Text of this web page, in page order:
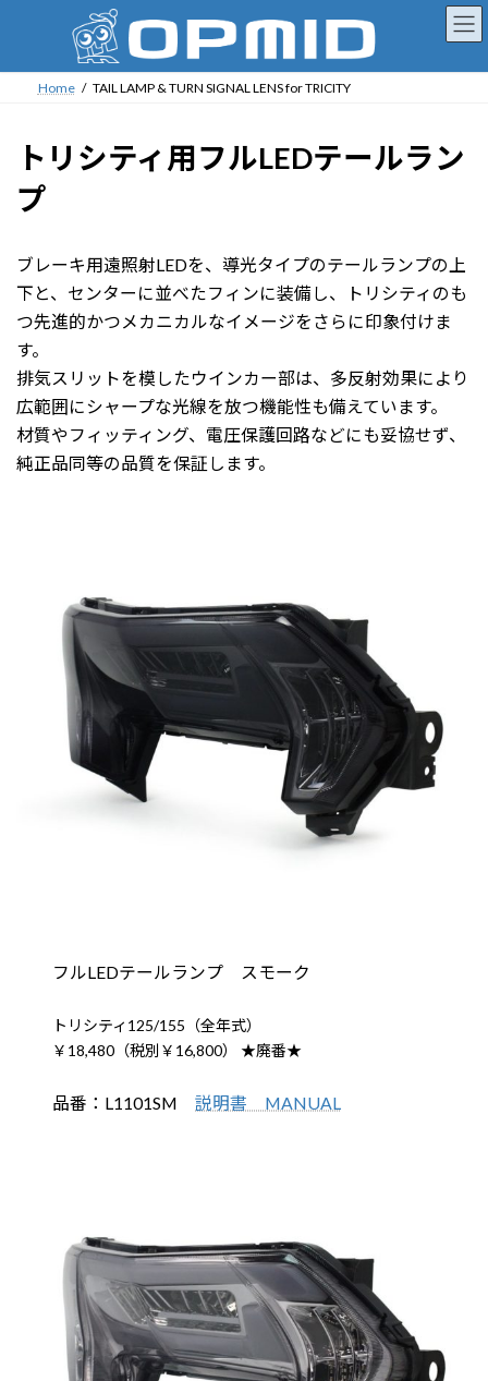
Home TAIL LAMP & TURN SIGNAL LENS for TRICITY
トリシティ用フルLEDテールラン
プ
ブレーキ用遠照射LEDを、導光タイプのテールランプの上
下と、センターに並べたフィンに装備し、トリシティのも
つ先進的かつメカニカルなイメージをさらに印象付けま
す。
排気スリットを模したウインカー部は、多反射効果により
広範囲にシャープな光線を放つ機能性も備えています。
材質やフィッティング、電圧保護回路などにも妥協せず、
純正品同等の品質を保証します。
フルLEDテールランプ スモーク
トリシティ125/155（全年式）
￥18,480（税別￥16,800） ★廃番★
品番：L1101SM説明書 MANUAL